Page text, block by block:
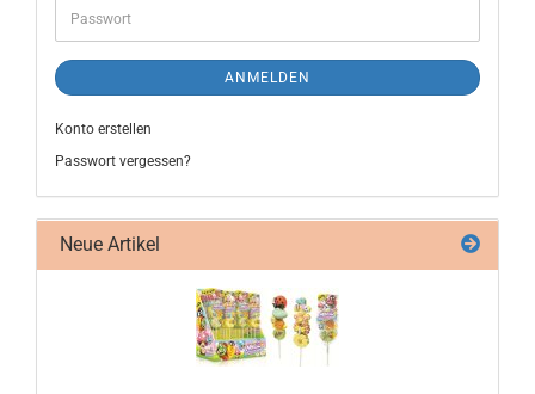
ANMELDEN
Konto erstellen
Passwort vergessen?
Neue Artikel